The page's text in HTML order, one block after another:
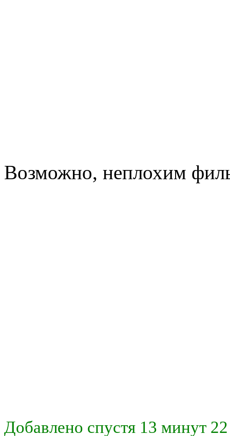
Возможно, неплохим
Добавлено спустя 13 минут